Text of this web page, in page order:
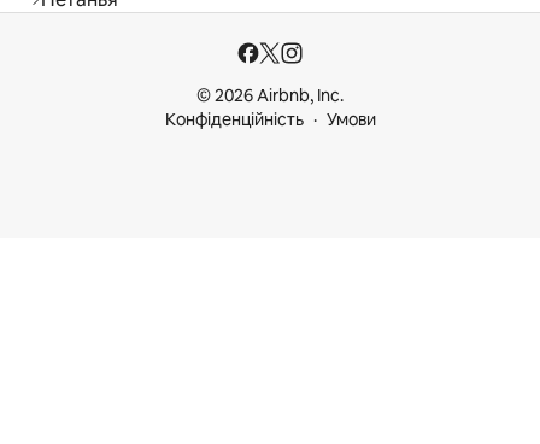
© 2026 Airbnb, Inc.
Конфіденційність
Умови